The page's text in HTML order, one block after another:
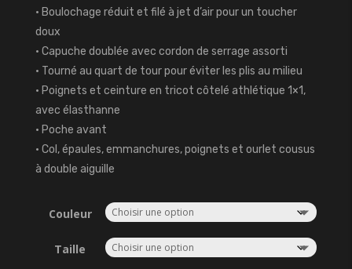
• Boulochage réduit et filé à jet d’air pour un toucher
doux
• Capuche doublée avec cordon de serrage assorti
• Tourné au quart de tour pour éviter les plis au milieu
• Poignets et ceinture en tricot côtelé athlétique 1×1,
avec élasthanne
• Poche avant
• Col, épaules, emmanchures, poignets et ourlet cousus
à double aiguille
Couleur
Taille